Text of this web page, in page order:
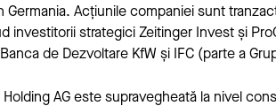
Acțiunile companiei sunt
investitorii strategici Zeitinger Invest și
de Dezvoltare KfW și IFC (parte a
AG este supravegheată la nivel